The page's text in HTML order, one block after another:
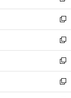
開
く
ン
ド
ウ
で
開
く
ウ
ィ
ン
ド
ウ
で
開
く
し
い
ウ
ィ
ン
ド
ウ
で
開
新
し
い
ウ
ィ
ン
ド
ウ
新
し
い
ウ
ィ
ン
新
し
い
ウ
新
し